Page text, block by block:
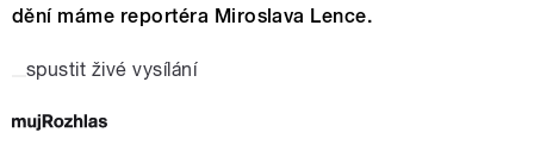
dění máme reportéra Miroslava Lence.
spustit živé vysílání